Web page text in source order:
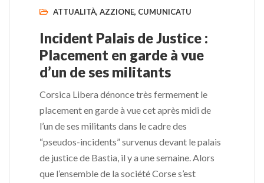
ATTUALITÀ, AZZIONE, CUMUNICATU
Incident Palais de Justice :
Placement en garde à vue
d’un de ses militants
Corsica Libera dénonce très fermement le
placement en garde à vue cet après midi de
l’un de ses militants dans le cadre des
“pseudos-incidents” survenus devant le palais
de justice de Bastia, il y a une semaine. Alors
que l’ensemble de la société Corse s’est